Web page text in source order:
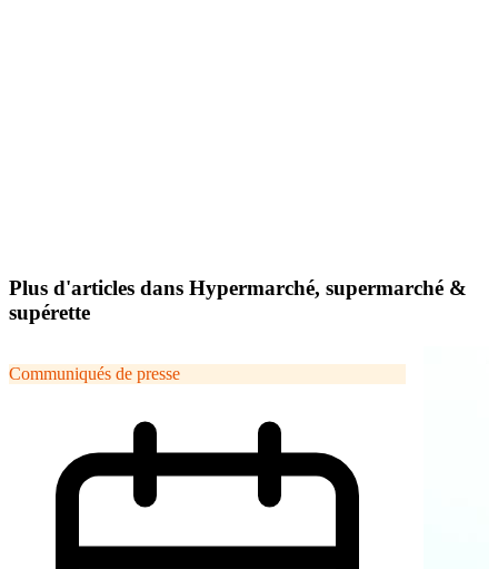
Plus d'articles dans Hypermarché, supermarché &
supérette
Communiqués de presse